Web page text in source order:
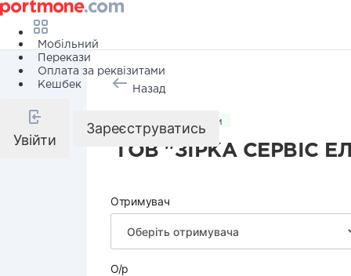
Мобільний
Перекази
Оплата за реквізитами
Кешбек
Увійти
Зареєструватись
Назад
Комунальні послуги
ТОВ "ЗІРКА СЕРВІС
Отримувач
О/р